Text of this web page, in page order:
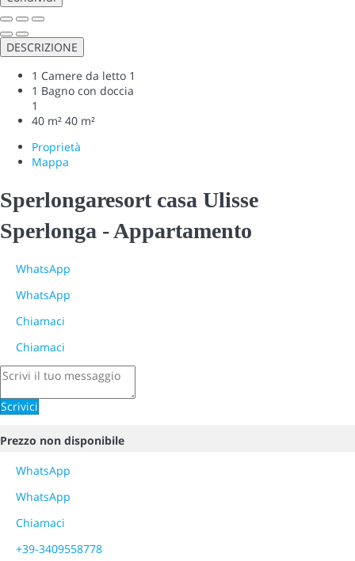
DESCRIZIONE
1 Camere da letto 1
1 Bagno con doccia
1
40 m² 40 m²
Proprietà
Mappa
Sperlongaresort casa Ulisse
Sperlonga -Appartamento
WhatsApp
WhatsApp
Chiamaci
Chiamaci
Scrivici
Prezzo non disponibile
WhatsApp
WhatsApp
Chiamaci
+39-3409558778